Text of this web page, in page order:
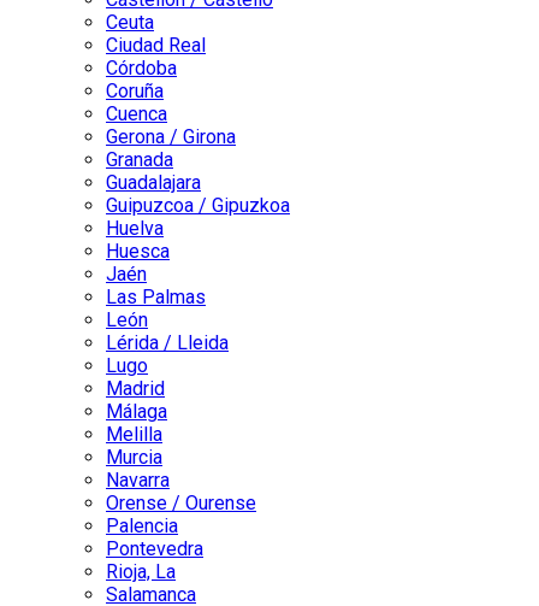
Ceuta
Ciudad Real
Córdoba
Coruña
Cuenca
Gerona / Girona
Granada
Guadalajara
Guipuzcoa / Gipuzkoa
Huelva
Huesca
Jaén
Las Palmas
León
Lérida / Lleida
Lugo
Madrid
Málaga
Melilla
Murcia
Navarra
Orense / Ourense
Palencia
Pontevedra
Rioja, La
Salamanca